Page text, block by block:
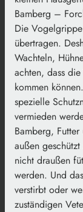
Bamberg –
Die
übertragen.
Wachteln,
achten, dass
kommen
spezielle
vermieden
Bamberg,
außen
nicht draußen
werden. Und
verstirbt oder
zuständigen